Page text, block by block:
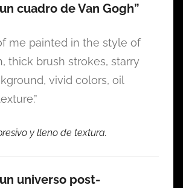
cuadro de Van Gogh”
me painted in the style of
thick brush strokes, starry
vivid colors, oil
y lleno de textura.
un universo post-